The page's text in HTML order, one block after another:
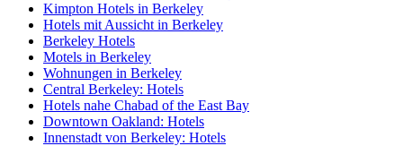
Kimpton Hotels in Berkeley
Hotels mit Aussicht in Berkeley
Berkeley Hotels
Motels in Berkeley
Wohnungen in Berkeley
Central Berkeley: Hotels
Hotels nahe Chabad of the East Bay
Downtown Oakland: Hotels
Innenstadt von Berkeley: Hotels